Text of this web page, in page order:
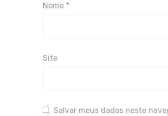
Nome *
Site
Salvar meus dados neste